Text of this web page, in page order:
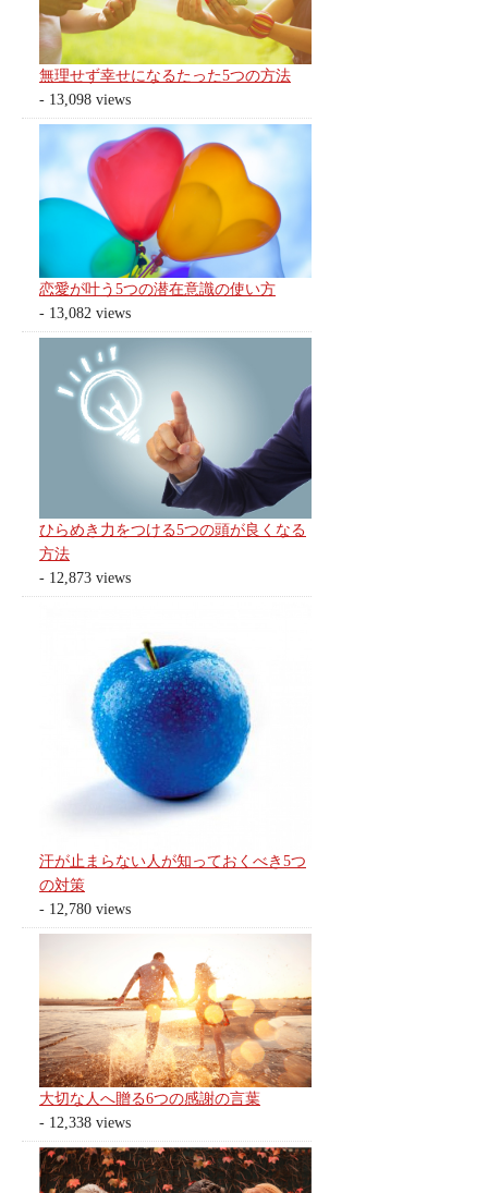
無理せず幸せになるたった5つの方法
- 13,098 views
恋愛が叶う5つの潜在意識の使い方
- 13,082 views
ひらめき力をつける5つの頭が良くなる
方法
- 12,873 views
汗が止まらない人が知っておくべき5つ
の対策
- 12,780 views
大切な人へ贈る6つの感謝の言葉
- 12,338 views